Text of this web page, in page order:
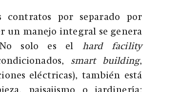
contratos por separado por
un manejo integral se genera
No solo es elhard facility
smart building,
eléctricas), también está